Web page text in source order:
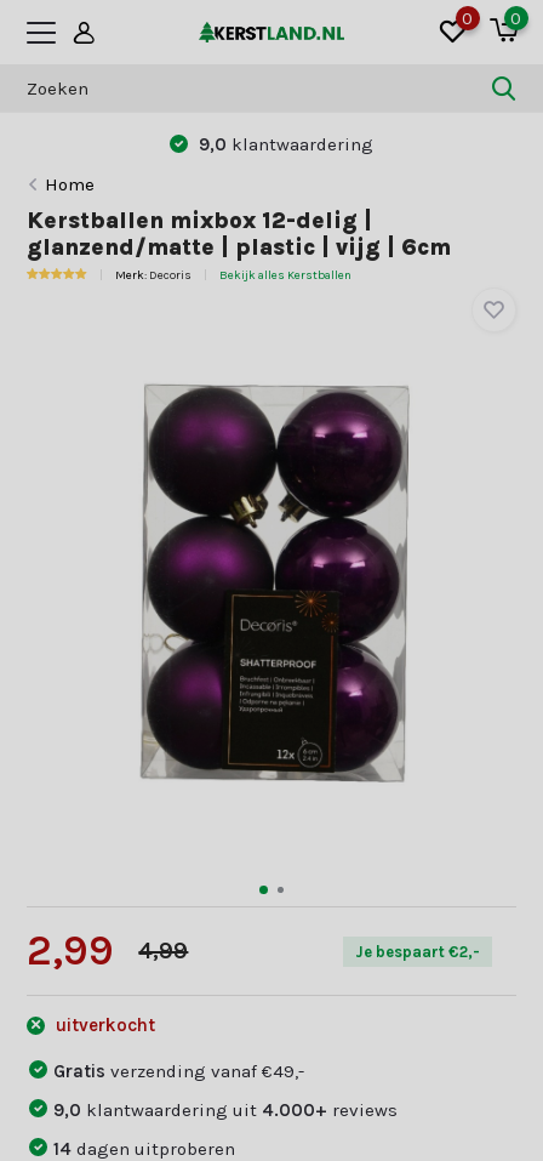
0 0
9,0 klantwaardering
Home
Kerstballen mixbox 12-delig |
glanzend/matte | plastic | vijg | 6cm
Merk: Decoris Bekijk alles Kerstballen
2,99 4,99 Je bespaart €2,-
uitverkocht
Gratisverzending vanaf €49,-
9,0 klantwaardering uit 4.000+ reviews
14dagen uitproberen